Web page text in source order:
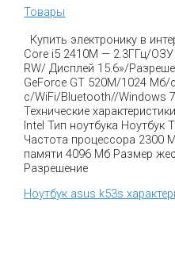
Товары
Купить электронику в
Core i5 2410M — 2.3ГГц/
RW/ Дисплей 15.6»/
GeForce GT 520M/1024 Мб/
с/WiFi/Bluetooth//Windows
Технические
Intel Тип ноутбука Ноутбук
Частота процессора 2300
памяти 4096 Мб Размер
Разрешение
Ноутбук asus k53s